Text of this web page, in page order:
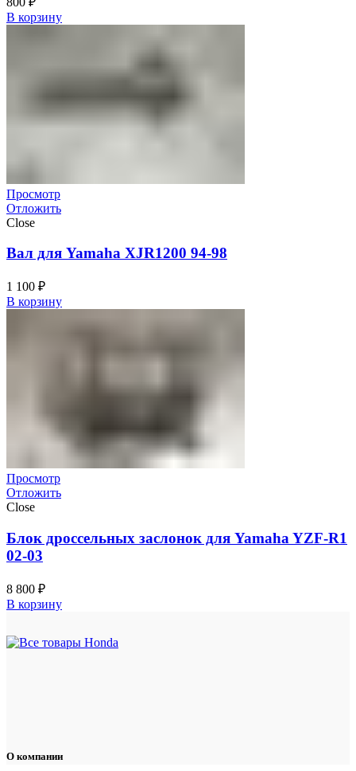
В корзину
Просмотр
Отложить
Close
Вал для Yamaha XJR1200 94-98
1 100 ₽
В корзину
Просмотр
Отложить
Close
Блок дроссельных заслонок для Yamaha YZF-R1
02-03
8 800 ₽
В корзину
О компании